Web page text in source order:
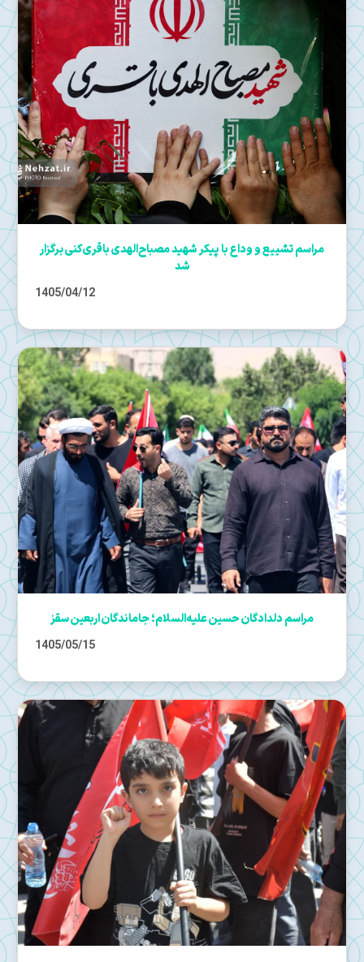
مراسم تشییع و وداع با پیکر شهید مصباح‌الهدی باقری‌کنی برگزار
شد
1405/04/12
مراسم دلدادگان حسین علیه‌السلام؛ جاماندگان اربعین سقز
1405/05/15